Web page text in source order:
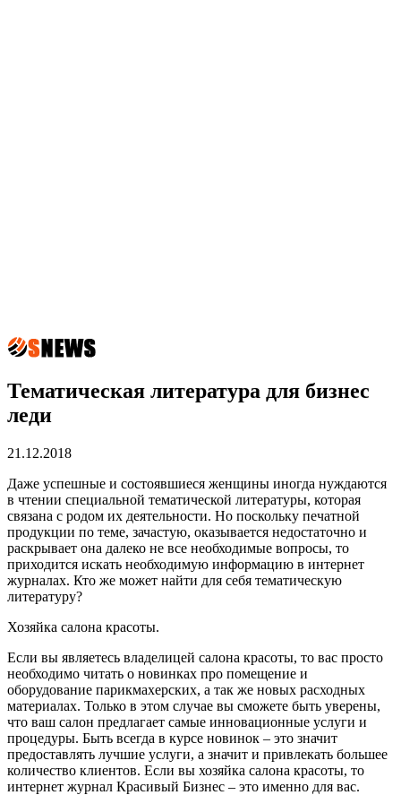
Тематическая литература для бизнес
леди
21.12.2018
Даже успешные и состоявшиеся женщины иногда нуждаются
в чтении специальной тематической литературы, которая
связана с родом их деятельности. Но поскольку печатной
продукции по теме, зачастую, оказывается недостаточно и
раскрывает она далеко не все необходимые вопросы, то
приходится искать необходимую информацию в интернет
журналах. Кто же может найти для себя тематическую
литературу?
Хозяйка салона красоты.
Если вы являетесь владелицей салона красоты, то вас просто
необходимо читать о новинках про помещение и
оборудование парикмахерских, а так же новых расходных
материалах. Только в этом случае вы сможете быть уверены,
что ваш салон предлагает самые инновационные услуги и
процедуры. Быть всегда в курсе новинок – это значит
предоставлять лучшие услуги, а значит и привлекать большее
количество клиентов. Если вы хозяйка салона красоты, то
интернет журнал Красивый Бизнес – это именно для вас.